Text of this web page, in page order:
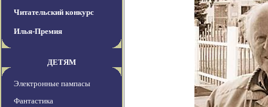
Читательский конкурс
Илья-Премия
ДЕТЯМ
Электронные пампасы
Фантастика